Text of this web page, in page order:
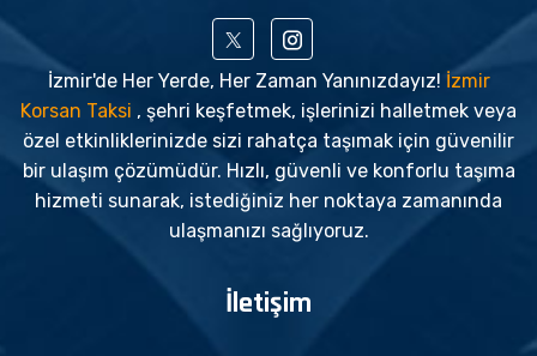
İzmir'de Her Yerde, Her Zaman Yanınızdayız! İzmir
Korsan Taksi , şehri keşfetmek, işlerinizi halletmek veya
özel etkinliklerinizde sizi rahatça taşımak için güvenilir
bir ulaşım çözümüdür. Hızlı, güvenli ve konforlu taşıma
hizmeti sunarak, istediğiniz her noktaya zamanında
ulaşmanızı sağlıyoruz.
İletişim